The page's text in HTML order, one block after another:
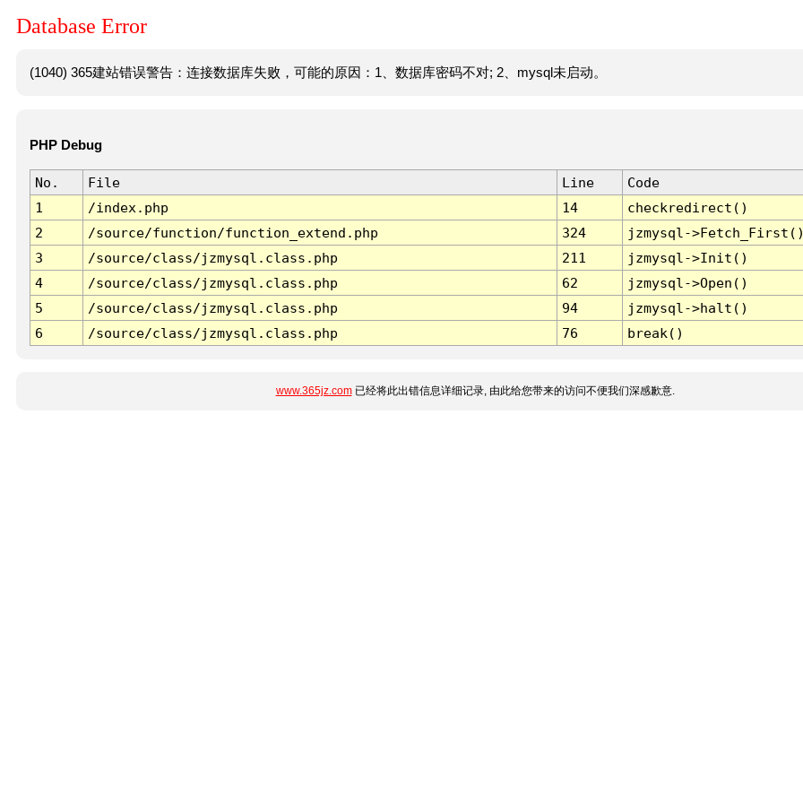
Database Error
(1040) 365建站错误警告：连接数据库失败，可能的原因：1、数据库密码不对; 2、mysql未启动。
PHP Debug
No. File Line
Code
1
/index.php 14
checkredirect()
2
/source/function/function_extend.php 324
jzmysql-
3
/source/class/jzmysql.class.php 211
jzmysql->Init()
4
/source/class/jzmysql.class.php 62
jzmysql->Open()
5
/source/class/jzmysql.class.php 94
jzmysql->halt()
6
/source/class/jzmysql.class.php 76 break()
www.365jz.com已经将此出错信息详细记录, 由此给您带来的访问不便我们深感歉意.